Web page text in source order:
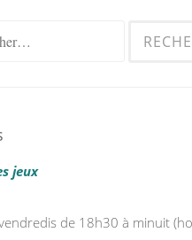
:
jeux
de 18h30 à minuit